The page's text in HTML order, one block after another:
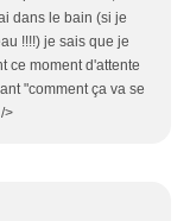
dans le bain (si je
!!!!) je sais que je
ce moment d'attente
"comment ça va se
>